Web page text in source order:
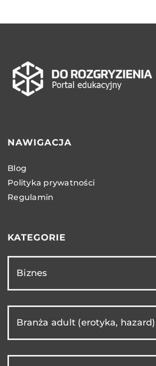
NAWIGACJA
Blog
Polityka prywatności
Regulamin
KATEGORIE
Biznes
Branża adult (erotyka, hazard)